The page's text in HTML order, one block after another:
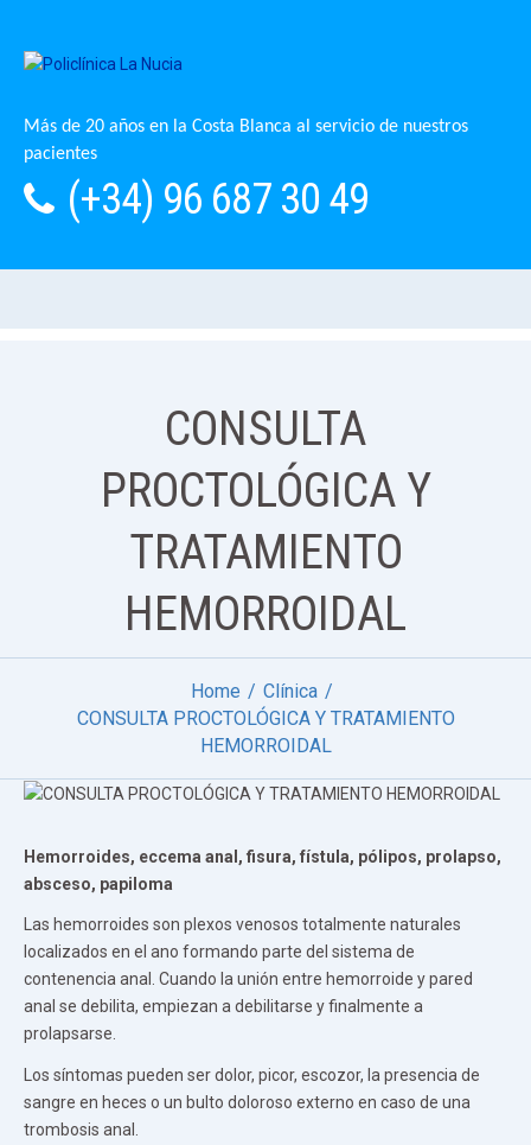
Más de 20 años en la Costa Blanca al servicio de nuestros
pacientes
(+34) 96 687 30 49
CONSULTA
PROCTOLÓGICA Y
TRATAMIENTO
HEMORROIDAL
Home
Clínica
CONSULTA PROCTOLÓGICA Y TRATAMIENTO
HEMORROIDAL
Hemorroides, eccema anal, fisura, fístula, pólipos, prolapso,
absceso, papiloma
Las hemorroides son plexos venosos totalmente naturales
localizados en el ano formando parte del sistema de
contenencia anal. Cuando la unión entre hemorroide y pared
anal se debilita, empiezan a debilitarse y finalmente a
prolapsarse.
Los síntomas pueden ser dolor, picor, escozor, la presencia de
sangre en heces o un bulto doloroso externo en caso de una
trombosis anal.